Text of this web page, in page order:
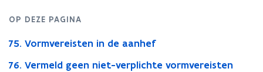
vormvereisten
OP DEZE PAGINA
75. Vormvereisten in de aanhef
76. Vermeld geen niet-verplichte vormvereisten